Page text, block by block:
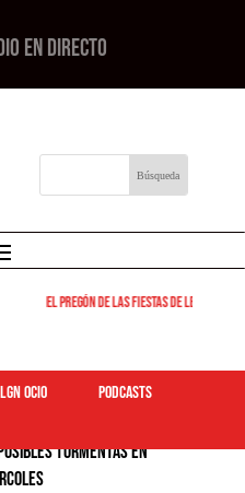
EN DIRECTO
El pregón de las fiestas de Leganés
LGN ocio podcasts
tormentas en